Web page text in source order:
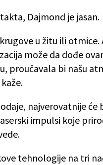
Dajmond je jasan.
u žitu ili otmice.
može da dođe
proučavala bi našu
najverovatnije će
impulsi koje
tehnologije na tri